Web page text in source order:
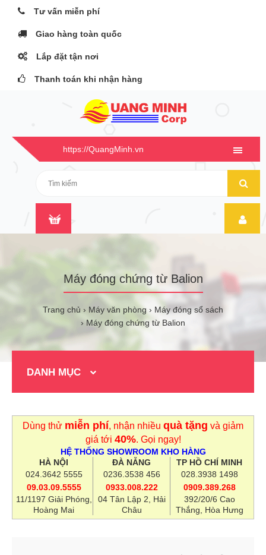
Tư vấn miễn phí
Giao hàng toàn quốc
Lắp đặt tận nơi
Thanh toán khi nhận hàng
https://QuangMinh.vn
Máy đóng chứng từ Balion
Trang chủ Máy văn phòng
Máy đóng sổ sách
Máy đóng chứng từ Balion
DANH MỤC
Dùng thử miễn phí, nhận nhiều quà tặng và giảm
giá tới 40%. Gọi ngay!
HỆ THỐNG SHOWROOM KHO HÀNG
HÀ NỘI
024.3642 5555
09.03.09.5555
11/1197 Giải Phóng,
Hoàng Mai
ĐÀ NẴNG
0236.3538 456
0933.008.222
04 Tân Lập 2, Hải
Châu
TP HỒ CHÍ MINH
028.3938 1498
0909.389.268
392/20/6 Cao
Thắng, Hòa Hưng